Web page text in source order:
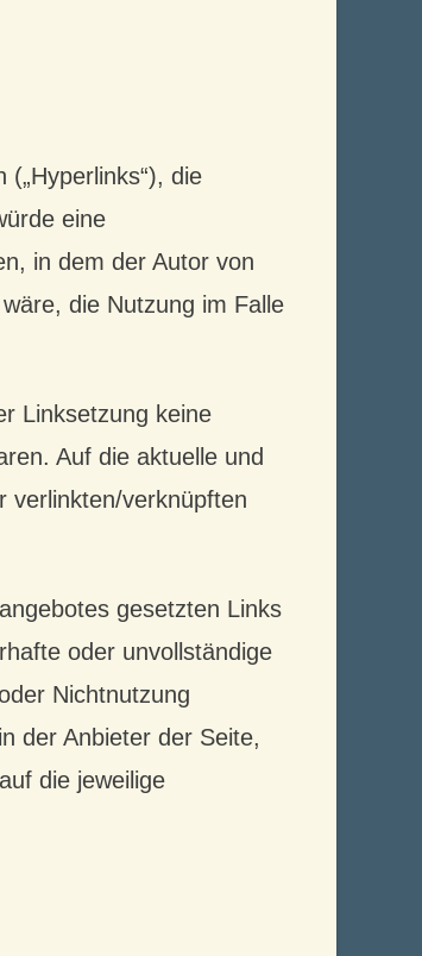
die
eine
in dem der Autor von
die Nutzung im Falle
Linksetzung keine
Auf die aktuelle und
verlinkten/verknüpften
gesetzten Links
oder unvollständige
Nichtnutzung
der Anbieter der Seite,
die jeweilige